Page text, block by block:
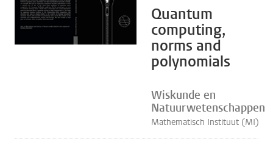
Quantum
computing,
norms and
polynomials
Wiskunde en
Natuurwetenschappen
Mathematisch Instituut (MI)